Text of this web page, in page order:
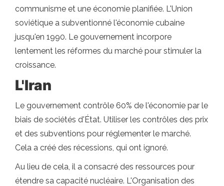
communisme et une économie planifiée. L'Union
soviétique a subventionné l'économie cubaine
jusqu'en 1990. Le gouvernement incorpore
lentement les réformes du marché pour stimuler la
croissance.
L'Iran
Le gouvernement contrôle 60% de l'économie par le
biais de sociétés d'État. Utiliser les contrôles des prix
et des subventions pour réglementer le marché.
Cela a créé des récessions, qui ont ignoré.
Au lieu de cela, il a consacré des ressources pour
étendre sa capacité nucléaire. L'Organisation des